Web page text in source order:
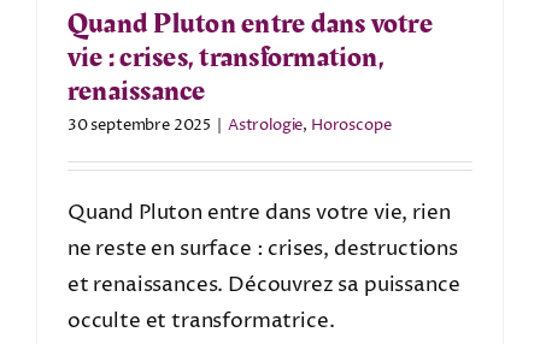
Quand Pluton entre dans votre
vie : crises, transformation,
renaissance
30 septembre 2025 | Astrologie, Horoscope
Quand Pluton entre dans votre vie, rien
ne reste en surface : crises, destructions
et renaissances. Découvrez sa puissance
occulte et transformatrice.